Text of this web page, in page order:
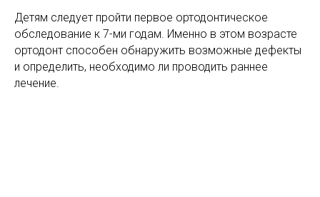
Детям следует пройти первое ортодонтическое
обследование к 7-ми годам. Именно в этом возрасте
ортодонт способен обнаружить возможные дефекты
и определить, необходимо ли проводить раннее
лечение.